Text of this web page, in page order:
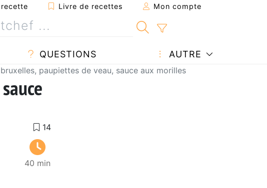
Livre de recettes Mon compte
QUESTIONS AUTRE
paupiettes de veau, sauce aux morilles
40 min